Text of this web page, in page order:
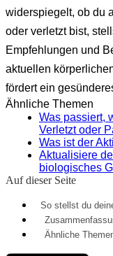
widerspiegelt, ob du
oder verletzt bist,
Empfehlungen und
aktuellen
fördert ein
Ähnliche Themen
Was passiert,
Verletzt oder
Was ist der
Aktualisiere
biologisches
Auf dieser Seite
So stellst du
Ähnliche